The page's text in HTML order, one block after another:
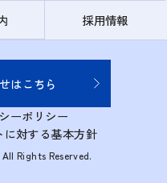
採用情報
はこちら
ーポリシー
に対する基本方針
Rights Reserved.